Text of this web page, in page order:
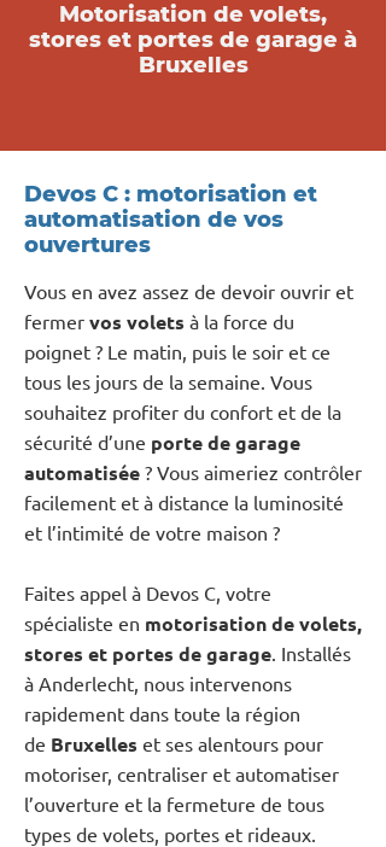
Motorisation de volets,
stores et portes de garage à
Bruxelles
Devos C : motorisation et
automatisation de vos
ouvertures
Vous en avez assez de devoir ouvrir et
fermer vos volets à la force du
poignet ? Le matin, puis le soir et ce
tous les jours de la semaine. Vous
souhaitez profiter du confort et de la
sécurité d’une porte de garage
automatisée ? Vous aimeriez contrôler
facilement et à distance la luminosité
et l’intimité de votre maison ?
Faites appel à Devos C, votre
spécialiste en motorisation de volets,
stores et portes de garage. Installés
à Anderlecht, nous intervenons
rapidement dans toute la région
de Bruxelles et ses alentours pour
motoriser, centraliser et automatiser
l’ouverture et la fermeture de tous
types de volets, portes et rideaux.